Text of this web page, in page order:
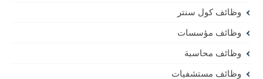
وظائف كول سنتر
وظائف مؤسسات
وظائف محاسبة
وظائف مستشفيات